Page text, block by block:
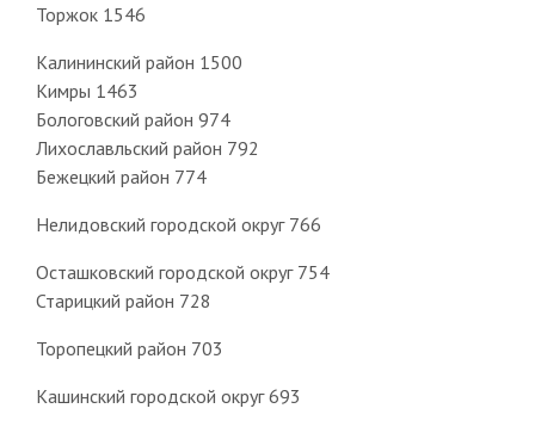
Торжок 1546
Калининский район 1500
Кимры 1463
Бологовский район 974
Лихославльский район 792
Бежецкий район 774
Нелидовский городской округ 766
Осташковский городской округ 754
Старицкий район 728
Торопецкий район 703
Кашинский городской округ 693